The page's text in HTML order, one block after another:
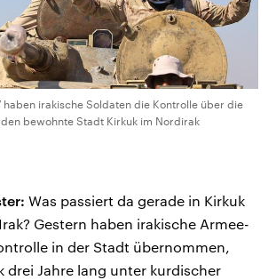
haben irakische Soldaten die Kontrolle über die
bewohnte Stadt Kirkuk im Nordirak
Was passiert da gerade in Kirkuk
Gestern haben irakische Armee-
in der Stadt übernommen,
drei Jahre lang unter kurdischer